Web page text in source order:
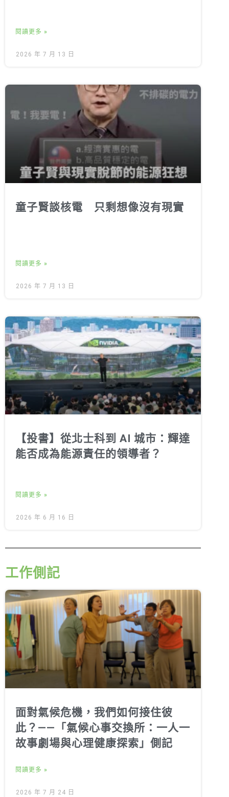
閱讀更多 »
2026 年 7 月 13 日
童子賢談核電 只剩想像沒有現實
閱讀更多 »
2026 年 7 月 13 日
【投書】從北士科到 AI 城市：輝達
能否成為能源責任的領導者？
閱讀更多 »
2026 年 6 月 16 日
工作側記
面對氣候危機，我們如何接住彼
此？——「氣候心事交換所：一人一
故事劇場與心理健康探索」側記
閱讀更多 »
2026 年 7 月 24 日